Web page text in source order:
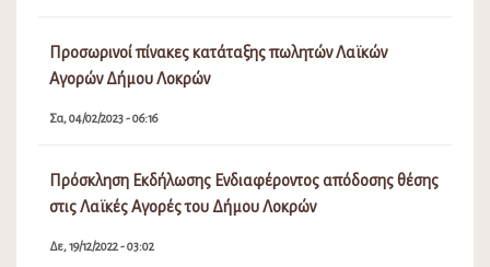
Προσωρινοί πίνακες κατάταξης πωλητών Λαϊκών
Αγορών Δήμου Λοκρών
Σα, 04/02/2023 - 06:16
Πρόσκληση Εκδήλωσης Ενδιαφέροντος απόδοσης θέσης
στις Λαϊκές Αγορές του Δήμου Λοκρών
Δε, 19/12/2022 - 03:02